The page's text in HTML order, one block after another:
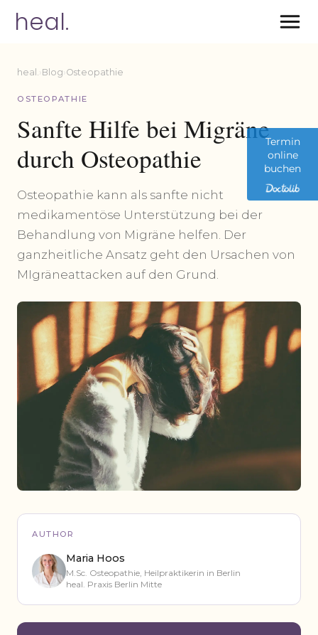
heal.
heal. ›Blog ›Osteopathie
OSTEOPATHIE
Sanfte Hilfe bei Migräne
durch Osteopathie
Osteopathie kann als sanfte nicht
medikamentöse Unterstützung bei der
Behandlung von Migräne helfen. Der
ganzheitliche Ansatz geht den Ursachen von
MIgräneattacken auf den Grund.
AUTHOR
Maria Hoos
M.Sc. Osteopathie, Heilpraktikerin in Berlin
heal. Praxis Berlin Mitte
Termin
online
buchen